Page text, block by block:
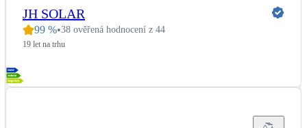
Bateriové úložiště
JH SOLAR
99 %•38 ověřená hodnocení z 44
19 let na trhu